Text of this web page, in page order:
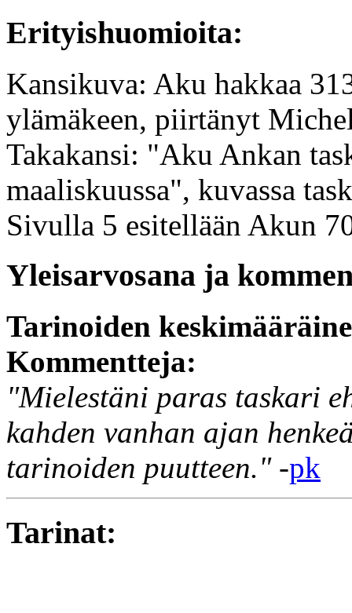
Erityishuomioita:
Kansikuva: Aku hakkaa
ylämäkeen, piirtänyt
Takakansi: "Aku Ankan
maaliskuussa", kuvassa
Sivulla 5 esitellään Akun
Yleisarvosana ja
Tarinoiden
Kommentteja:
"Mielestäni paras taskari
kahden vanhan ajan
tarinoiden puutteen."-pk
Tarinat: